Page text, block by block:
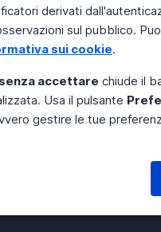
derivati
sul pubblico.
sui cookie.
accettare chiude il
Usa il pulsante
gestire le tue